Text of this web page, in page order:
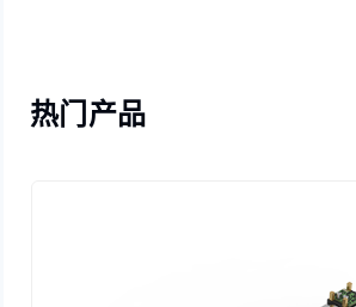
热门产品